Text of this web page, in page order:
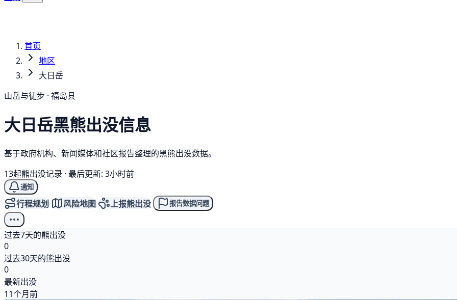
首页
地区
大日岳
山岳与徒步 · 福岛县
大日岳黑熊出没信息
基于政府机构、新闻媒体和社区报告整理的黑熊出没数据。
13起熊出没记录 · 最后更新: 3小时前
通知
行程规划 风险地图 上报熊出没 报告数据问题
过去7天的熊出没
0
过去30天的熊出没
0
最新出没
11个月前